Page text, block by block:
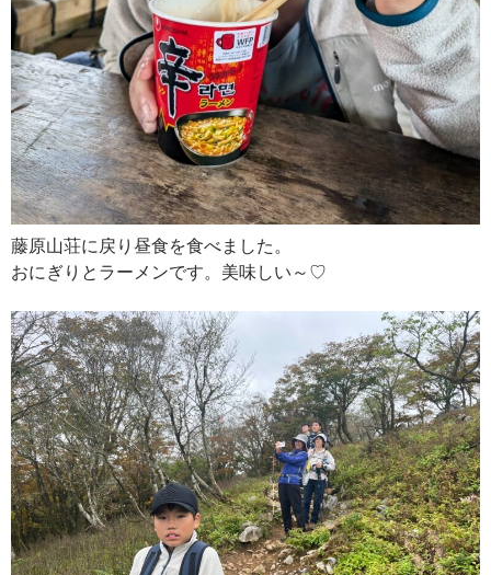
藤原山荘に戻り昼食を食べました。
おにぎりとラーメンです。美味しい～♡